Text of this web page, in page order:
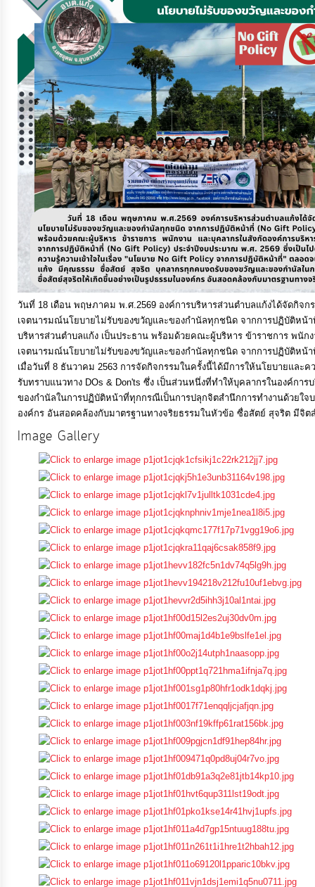
บริการ
แผนการ
ใช้
จ่าย
งบ
ประมาณ
ประจำ
การ
บริหาร
และ
พัฒนา
ทรัพยากร
บุคคล
การ
ส่ง
เสริม
ความ
โปร่งใส
การ
จ้าง
การ
เงิน
การ
คลัง
แผนการ
ป้องกัน
การ
ทุจริต
การ
ดำเนิน
การ
เพื่อ
วันที่ 18 เดือน พฤษภาคม พ.ศ.2569 องค์การบริหารส่วนตำบลแก้งได้จัดกิจ
เจตนารมณ์นโยบายไม่รับของขวัญและของกำนัลทุกชนิด จากการปฏิบัติหน้
บริหารส่วนตำบลแก้ง เป็นประธาน พร้อมด้วยคณะผู้บริหาร ข้าราชการ พนั
เจตนารมณ์นโยบายไม่รับของขวัญและของกำนัลทุกชนิด จากการปฏิบัติหน้
เมื่อวันที่ 8 ธันวาคม 2563 การจัดกิจกรรมในครั้งนี้ได้มีการให้นโยบายและ
รับทราบแนวทาง DOs & Don'ts ซึ่ง เป็นส่วนหนึ่งที่ทำให้บุคลากรในองค์ก
ของกำนัลในการปฏิบัติหน้าที่ทุกกรณีเป็นการปลุกจิตสำนึกการทำงานด้วยใจ
องค์กร อันสอดคล้องกับมาตรฐานทางจริยธรรมในหัวข้อ ซื่อสัตย์ สุจริต มีจิ
Image Gallery